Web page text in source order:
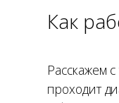
Как
Расскажем
проходит